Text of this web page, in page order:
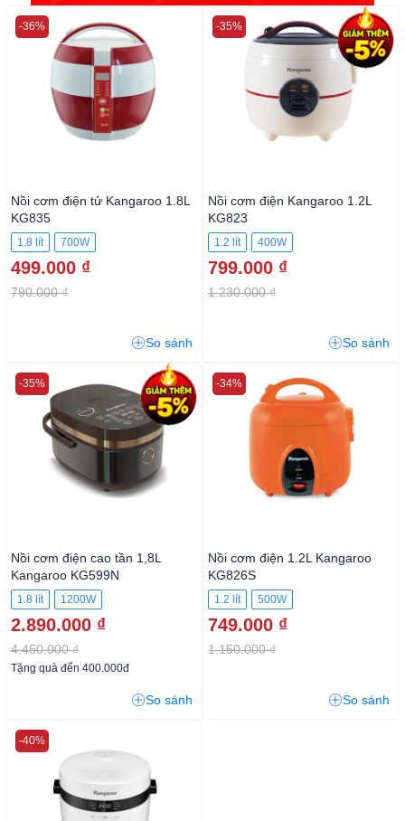
Nồi cơm điện tử Kangaroo 1.8L
KG835
1.8 lít 700W
499.000 ₫
790.000 ₫
-36%
So sánh
Nồi cơm điện Kangaroo 1.2L
KG823
1.2 lít 400W
799.000 ₫
1.230.000 ₫
-35%
So sánh
Nồi cơm điện cao tần 1,8L
Kangaroo KG599N
1.8 lít 1200W
2.890.000 ₫
4.450.000 ₫
-35%
Tặng quà đến 400.000đ
So sánh
Nồi cơm điện 1.2L Kangaroo
KG826S
1.2 lít 500W
749.000 ₫
1.150.000 ₫
-34%
So sánh
-40%